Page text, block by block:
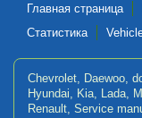
Главная страница
Статистика
Chevrolet Daewoo
Hyundai
Kia Lada
Renault Service